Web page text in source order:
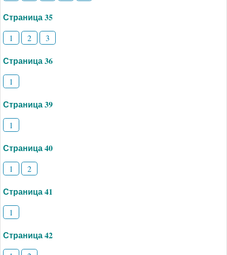
Страница 35
1 2 3
Страница 36
1
Страница 39
1
Страница 40
1 2
Страница 41
1
Страница 42